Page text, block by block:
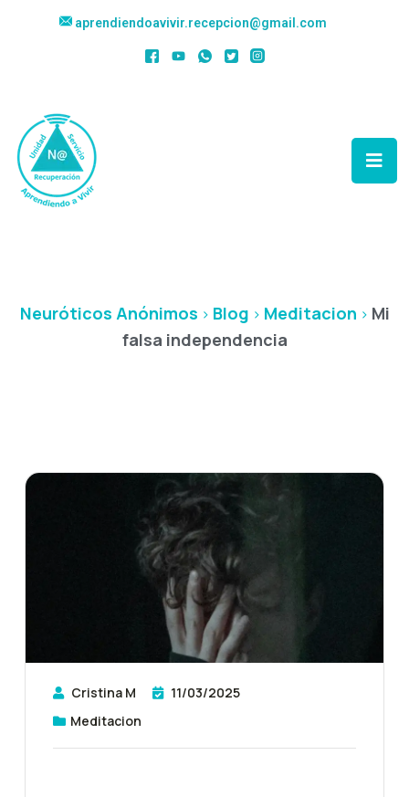
aprendiendoavivir.recepcion@gmail.com
Neuróticos Anónimos > Blog > Meditacion > Mi
falsa independencia
Cristina M
11/03/2025
Meditacion